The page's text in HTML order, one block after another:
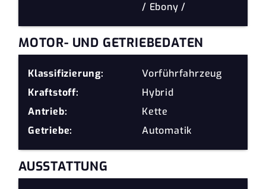
/ Ebony /
MOTOR- UND GETRIEBEDATEN
Klassifizierung:
Vorführfahrzeug
Kraftstoff:
Hybrid
Antrieb:
Kette
Getriebe:
Automatik
AUSSTATTUNG